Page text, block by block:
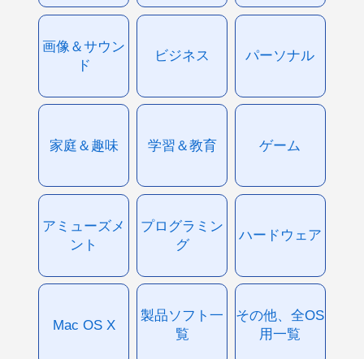
画像＆サウン
ド
ビジネス パーソナル
家庭＆趣味 学習＆教育 ゲーム
アミューズメ
ント
プログラミン
グ
ハードウェア
Mac OS X
製品ソフト一
覧
その他、全OS
用一覧